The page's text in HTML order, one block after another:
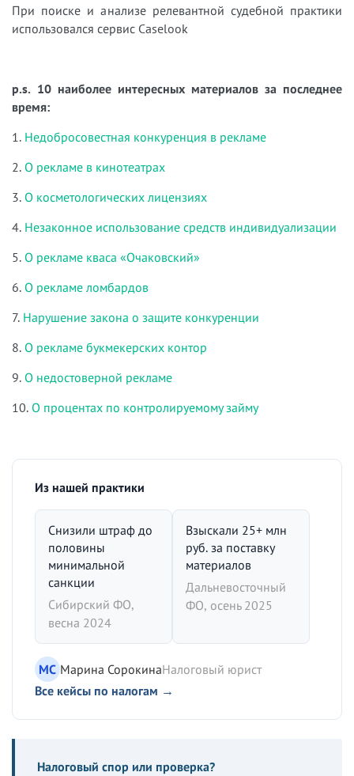
При поиске и анализе релевантной судебной практики
использовался сервис Caselook
p.s. 10 наиболее интересных материалов за последнее
время:
1. Недобросовестная конкуренция в рекламе
2. О рекламе в кинотеатрах
3. О косметологических лицензиях
4. Незаконное использование средств индивидуализации
5. О рекламе кваса «Очаковский»
6. О рекламе ломбардов
7. Нарушение закона о защите конкуренции
8. О рекламе букмекерских контор
9. О недостоверной рекламе
10. О процентах по контролируемому займу
Из нашей практики
Снизили штраф до
половины
минимальной
санкции
Сибирский ФО,
весна 2024
Взыскали 25+ млн
руб. за поставку
материалов
Дальневосточный
ФО, осень 2025
МС Марина СорокинаНалоговый юрист
Все кейсы по налогам →
Налоговый спор или проверка?